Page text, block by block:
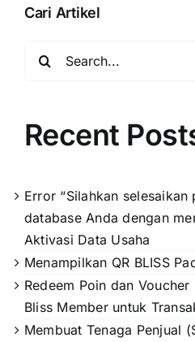
Cari Artikel
Recent
Error “Silahkan
database Anda dengan
Aktivasi Data Usaha
Menampilkan QR BLISS
Redeem Poin dan
Bliss Member untuk
Membuat Tenaga Penjual